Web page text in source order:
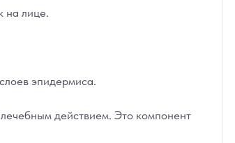
на лице.
эпидермиса.
действием. Это компонент